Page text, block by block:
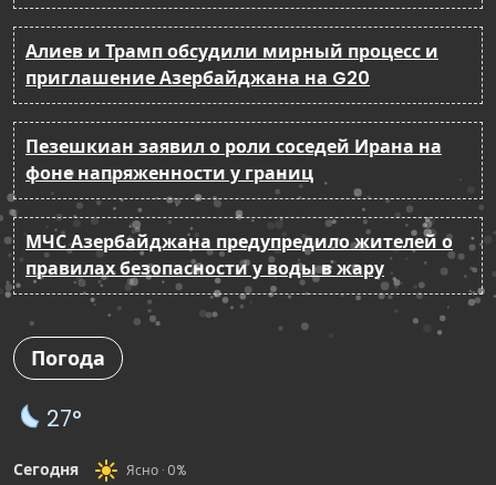
Алиев и Трамп обсудили мирный процесс и
приглашение Азербайджана на G20
Пезешкиан заявил о роли соседей Ирана на
фоне напряженности у границ
МЧС Азербайджана предупредило жителей о
правилах безопасности у воды в жару
Погода
27°
Сегодня Ясно · 0%